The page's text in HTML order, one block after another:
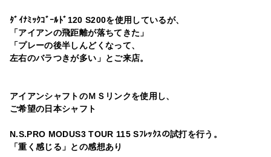
ﾀﾞｲﾅﾐｯｸｺﾞｰﾙﾄﾞ120 S200を使用しているが、
「アイアンの飛距離が落ちてきた」
「プレーの後半しんどくなって、
左右のバラつきが多い」とご来店。
アイアンシャフトのＭＳリンクを使用し、
ご希望の日本シャフト
N.S.PRO MODUS3 TOUR 115 Sﾌﾚｯｸｽの試打を行う。
「重く感じる」との感想あり